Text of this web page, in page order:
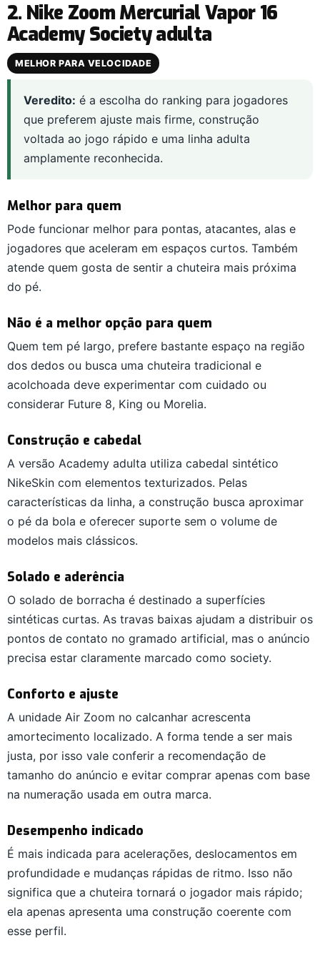
2. Nike Zoom Mercurial Vapor 16
Academy Society adulta
MELHOR PARA VELOCIDADE
Veredito: é a escolha do ranking para jogadores
que preferem ajuste mais firme, construção
voltada ao jogo rápido e uma linha adulta
amplamente reconhecida.
Melhor para quem
Pode funcionar melhor para pontas, atacantes, alas e
jogadores que aceleram em espaços curtos. Também
atende quem gosta de sentir a chuteira mais próxima
do pé.
Não é a melhor opção para quem
Quem tem pé largo, prefere bastante espaço na região
dos dedos ou busca uma chuteira tradicional e
acolchoada deve experimentar com cuidado ou
considerar Future 8, King ou Morelia.
Construção e cabedal
A versão Academy adulta utiliza cabedal sintético
NikeSkin com elementos texturizados. Pelas
características da linha, a construção busca aproximar
o pé da bola e oferecer suporte sem o volume de
modelos mais clássicos.
Solado e aderência
O solado de borracha é destinado a superfícies
sintéticas curtas. As travas baixas ajudam a distribuir os
pontos de contato no gramado artificial, mas o anúncio
precisa estar claramente marcado como society.
Conforto e ajuste
A unidade Air Zoom no calcanhar acrescenta
amortecimento localizado. A forma tende a ser mais
justa, por isso vale conferir a recomendação de
tamanho do anúncio e evitar comprar apenas com base
na numeração usada em outra marca.
Desempenho indicado
É mais indicada para acelerações, deslocamentos em
profundidade e mudanças rápidas de ritmo. Isso não
significa que a chuteira tornará o jogador mais rápido;
ela apenas apresenta uma construção coerente com
esse perfil.